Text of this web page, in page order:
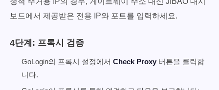
보드에서 제공받은 전용 IP와 포트를 입력하세요.
4단계: 프록시 검증
GoLogin의 프록시 설정에서 Check Proxy 버튼을 클릭합
니다.